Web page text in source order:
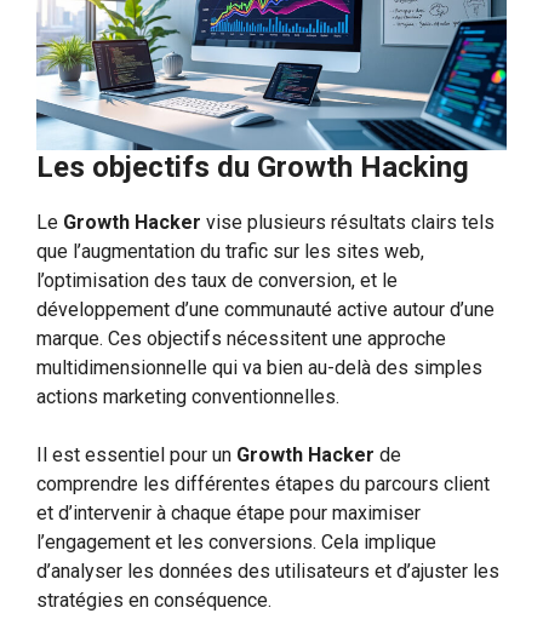
Les objectifs du Growth Hacking
Le Growth Hacker vise plusieurs résultats clairs tels
que l’augmentation du trafic sur les sites web,
l’optimisation des taux de conversion, et le
développement d’une communauté active autour d’une
marque. Ces objectifs nécessitent une approche
multidimensionnelle qui va bien au-delà des simples
actions marketing conventionnelles.
Il est essentiel pour un Growth Hacker de
comprendre les différentes étapes du parcours client
et d’intervenir à chaque étape pour maximiser
l’engagement et les conversions. Cela implique
d’analyser les données des utilisateurs et d’ajuster les
stratégies en conséquence.